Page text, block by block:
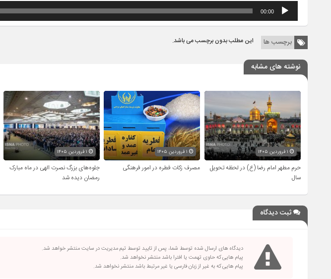
پخش‌کننده
صوت
00:00
برچسب ها این مطلب بدون برچسب می باشد.
نوشته های مشابه
حرم مطهر امام رضا (ع) در لحظه تحویل
سال
۱ فروردین ۱۴۰۵
مصرف زکات فطره در امور فرهنگی
جلوه‌های بزرگ نصرت الهی در ماه مبارک
رمضان دیده شد
ثبت دیدگاه
دیدگاه های ارسال شده توسط شما، پس از تایید توسط تیم مدیریت در سایت منتشر خواهد شد.
پیام هایی که حاوی تهمت یا افترا باشد منتشر نخواهد شد.
پیام هایی که به غیر از زبان فارسی یا غیر مرتبط باشد منتشر نخواهد شد.